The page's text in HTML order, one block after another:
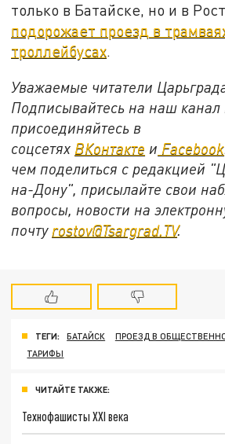
только в Батайске, но и в
подорожает проезд в
троллейбусах.
Уважаемые читатели
Подписывайтесь на наш
присоединяйтесь в
соцсетях ВКонтакте и Facebook
чем поделиться с редакцией
на-Дону", присылайте свои
вопросы, новости на
почту rostov@Tsargrad.ТV.
ТЕГИ: БАТАЙСК
ПРОЕЗД В
ТАРИФЫ
ЧИТАЙТЕ ТАКЖЕ:
Технофашисты XXI века